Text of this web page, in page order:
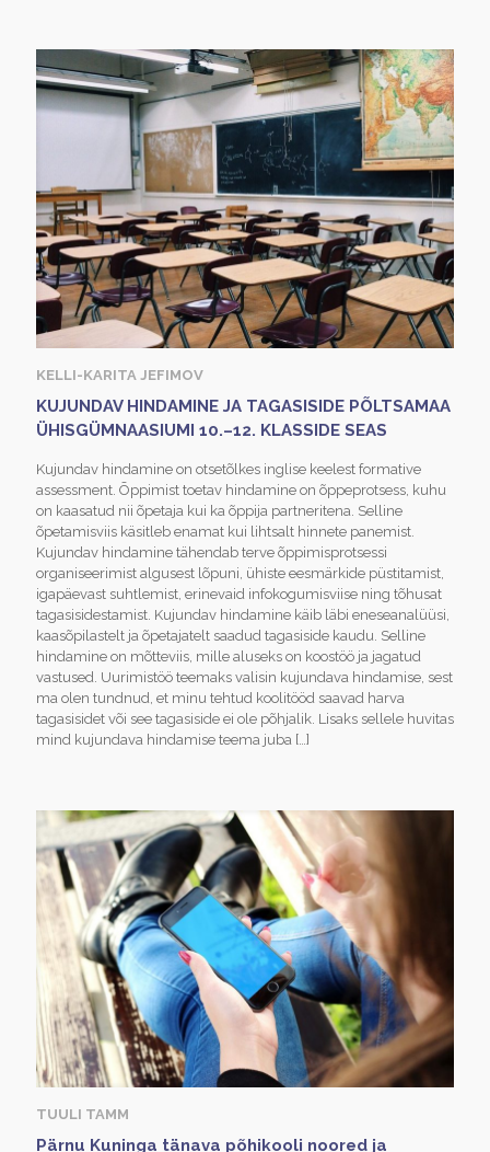
KELLI-KARITA JEFIMOV
KUJUNDAV HINDAMINE JA TAGASISIDE PÕLTSAMAA
ÜHISGÜMNAASIUMI 10.–12. KLASSIDE SEAS
Kujundav hindamine on otsetõlkes inglise keelest formative
assessment. Õppimist toetav hindamine on õppeprotsess, kuhu
on kaasatud nii õpetaja kui ka õppija partneritena. Selline
õpetamisviis käsitleb enamat kui lihtsalt hinnete panemist.
Kujundav hindamine tähendab terve õppimisprotsessi
organiseerimist algusest lõpuni, ühiste eesmärkide püstitamist,
igapäevast suhtlemist, erinevaid infokogumisviise ning tõhusat
tagasisidestamist. Kujundav hindamine käib läbi eneseanalüüsi,
kaasõpilastelt ja õpetajatelt saadud tagasiside kaudu. Selline
hindamine on mõtteviis, mille aluseks on koostöö ja jagatud
vastused. Uurimistöö teemaks valisin kujundava hindamise, sest
ma olen tundnud, et minu tehtud koolitööd saavad harva
tagasisidet või see tagasiside ei ole põhjalik. Lisaks sellele huvitas
mind kujundava hindamise teema juba […]
TUULI TAMM
Pärnu Kuninga tänava põhikooli noored ja